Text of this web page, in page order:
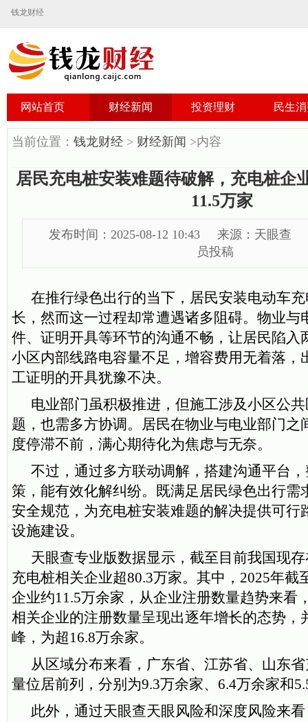
钱龙财经
网站首页 财经新闻 投资理财 民生
当前位置： 钱龙财经 > 财经新闻 >内容
居民充电桩安装难题待破解，充电桩企
11.5万家
发布时间：2025-08-12 10:43
来源：天眼查
员投稿
在推行绿色出行的当下，居民安装电动车
长，然而这一过程却常遭遇诸多阻碍。物业与
件、证明开具等环节的沟通不畅，让居民陷入
小区内部线路电容量不足，增容费用无着落，
工证明的开具犹豫不决。
电业部门虽积极推进，但施工涉及小区公
题，也需多方协调。居民在物业与电业部门之
度停滞不前，满心期待化为焦虑与无奈。
不过，通过多方联动调解，搭建沟通平台
策，能有效化解纠纷。既满足居民绿色出行需
安全规范，为充电桩安装难题的解决提供可行
设施建设。
天眼查专业版数据显示，截至目前我国现
充电桩相关企业超80.3万家。其中，2025年截
企业约11.5万余家，从企业注册数量趋势来看
相关企业的注册数量呈现出逐年增长的态势，
峰，为超16.8万余家。
从区域分布来看，广东省、江苏省、山东
量位居前列，分别为9.3万余家、6.4万余家和
此外，通过天眼查天眼风险和深度风险来